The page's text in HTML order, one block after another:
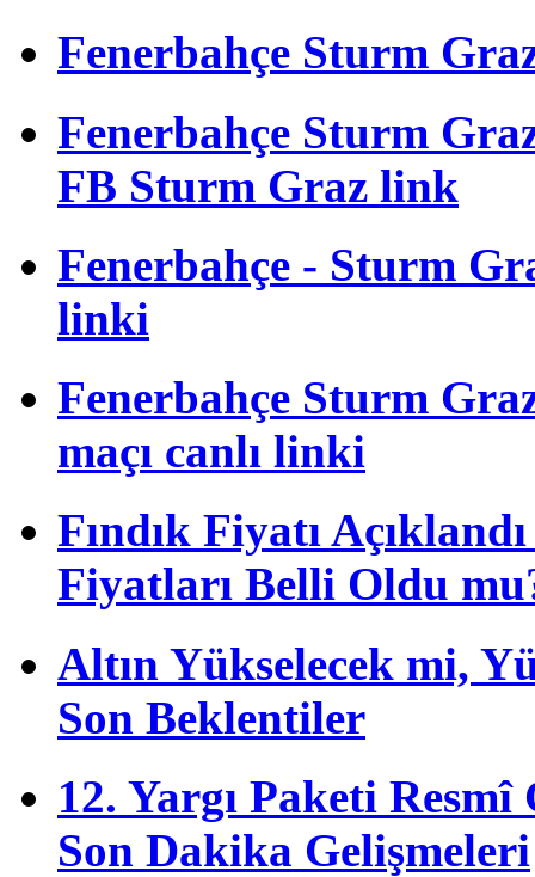
Fenerbahçe Sturm
Fenerbahçe Sturm
FB Sturm Graz link
Fenerbahçe - Sturm
linki
Fenerbahçe Sturm
maçı canlı linki
Fındık Fiyatı
Fiyatları Belli Oldu
Altın Yükselecek mi,
Son Beklentiler
12. Yargı Paketi Resmî
Son Dakika Gelişmeleri